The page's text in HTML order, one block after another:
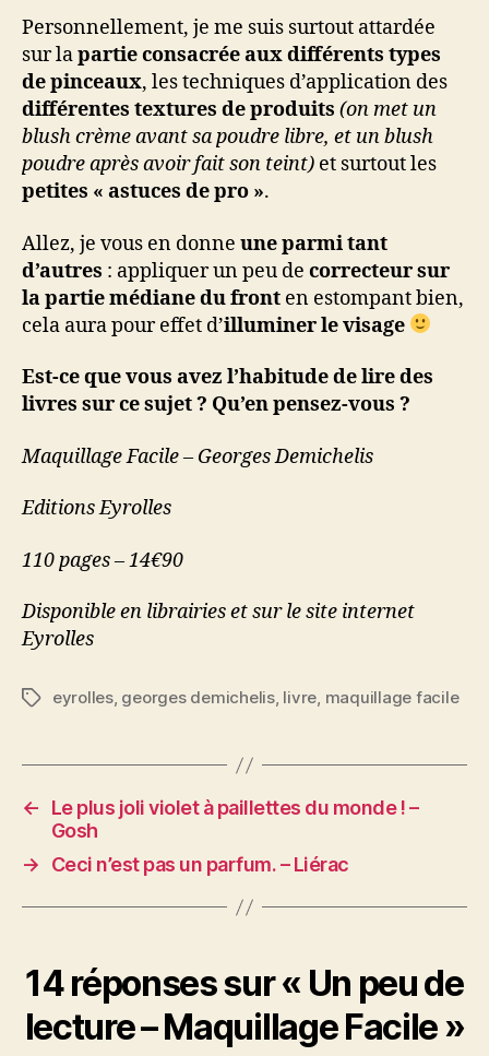
Personnellement, je me suis surtout attardée
sur lapartie consacrée aux différents types
de pinceaux, les techniques d’application des
différentes textures de produits (on met un
blush crème avant sa poudre libre, et un blush
poudre après avoir fait son teint) et surtout les
petites « astuces de pro ».
Allez, je vous en donne une parmi tant
d’autres : appliquer un peu de correcteur sur
la partie médiane du front en estompant bien,
cela aura pour effet d’illuminer le visage
Est-ce que vous avez l’habitude de lire des
livres sur ce sujet ? Qu’en pensez-vous ?
Maquillage Facile – Georges Demichelis
Editions Eyrolles
110 pages – 14€90
Disponible en librairies et sur le site internet
Eyrolles
Étiquettes
eyrolles, georges demichelis, livre, maquillage facile
←
Le plus joli violet à paillettes du monde ! –
Gosh
→
Ceci n’est pas un parfum. – Liérac
14 réponses sur « Un peu de
lecture – Maquillage Facile »